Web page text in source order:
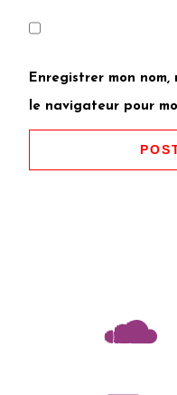
Enregistrer mon
le navigateur pour